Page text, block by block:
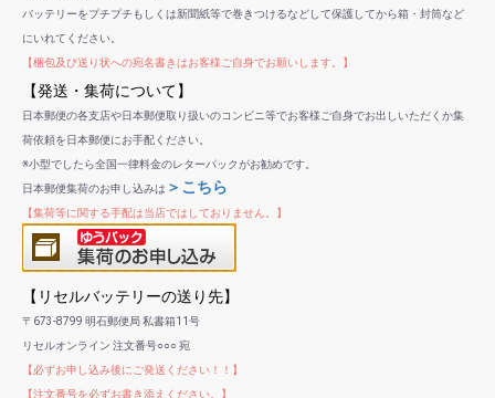
バッテリーをプチプチもしくは新聞紙等で巻きつけるなどして保護してから箱・封筒など
にいれてください。
【梱包及び送り状への宛名書きはお客様ご自身でお願いします。】
【発送・集荷について】
日本郵便の各支店や日本郵便取り扱いのコンビニ等でお客様ご自身でお出しいただくか集
荷依頼を日本郵便にお手配ください。
※小型でしたら全国一律料金のレターパックがお勧めです。
日本郵便集荷のお申し込みは ＞こちら
【集荷等に関する手配は当店ではしておりません。】
【リセルバッテリーの送り先】
〒673-8799 明石郵便局 私書箱11号
リセルオンライン 注文番号○○○ 宛
【必ずお申し込み後にご発送ください！！】
【注文番号を必ずお書き添えください。】